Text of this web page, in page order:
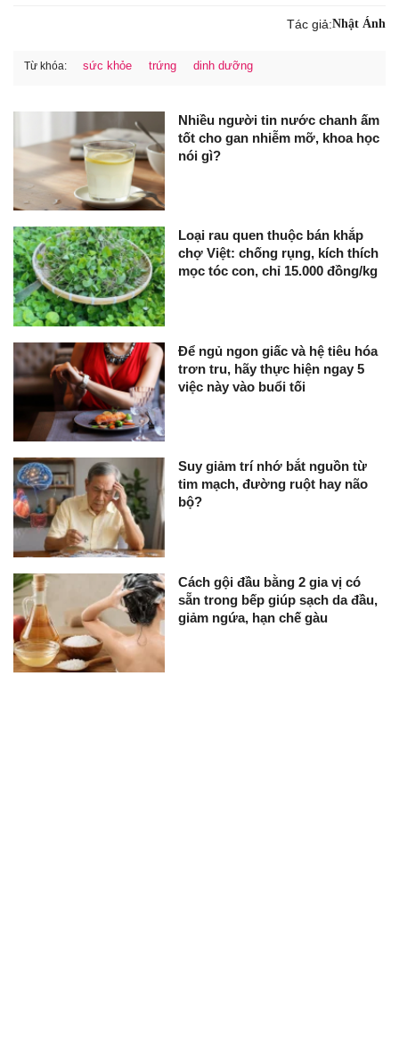
Tác giả:Nhật Ánh
Từ khóa: sức khỏe trứng dinh dưỡng
Nhiều người tin nước chanh ấm
tốt cho gan nhiễm mỡ, khoa học
nói gì?
Loại rau quen thuộc bán khắp
chợ Việt: chống rụng, kích thích
mọc tóc con, chỉ 15.000 đồng/kg
Để ngủ ngon giấc và hệ tiêu hóa
trơn tru, hãy thực hiện ngay 5
việc này vào buổi tối
Suy giảm trí nhớ bắt nguồn từ
tim mạch, đường ruột hay não
bộ?
Cách gội đầu bằng 2 gia vị có
sẵn trong bếp giúp sạch da đầu,
giảm ngứa, hạn chế gàu